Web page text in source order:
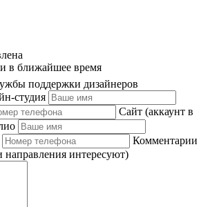
в ближайшее время
поддержки дизайнеров
студия
Сайт (аккаунт в
Комментарии
направления интересуют)